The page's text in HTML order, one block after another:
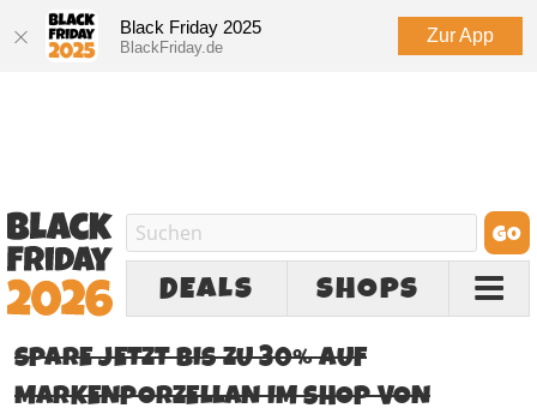
Black Friday 2025
BlackFriday.de
Zur App
DEALS SHOPS
SPARE JETZT BIS ZU 30% AUF
MARKENPORZELLAN IM SHOP VON